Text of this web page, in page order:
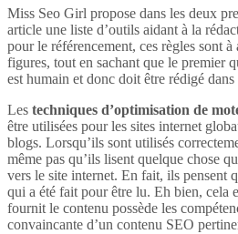
Miss Seo Girl propose dans les deux
article une liste d’outils aidant à la
pour le référencement, ces règles sont à
figures, tout en sachant que le premier
est humain et donc doit être rédigé
Les techniques d’optimisation de
être utilisées pour les sites internet
blogs. Lorsqu’ils sont utilisés
même pas qu’ils lisent quelque chose
vers le site internet. En fait, ils pensent
qui a été fait pour être lu. Eh bien, cela
fournit le contenu possède les
convaincante d’un contenu SEO